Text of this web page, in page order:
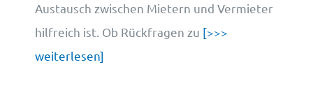
Austausch zwischen Mietern und Vermieter
hilfreich ist. Ob Rückfragen zu [>>>
weiterlesen]